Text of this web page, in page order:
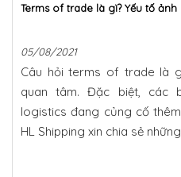
Terms of trade là gì? Yếu tố
05/08/2021
Câu hỏi terms of trade là
quan tâm. Đặc biệt, các
logistics đang củng cố
HL Shipping xin chia sẻ